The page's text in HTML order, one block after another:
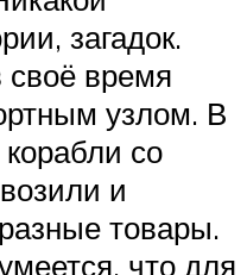
загадок.
время
узлом. В
со
и
товары.
что для